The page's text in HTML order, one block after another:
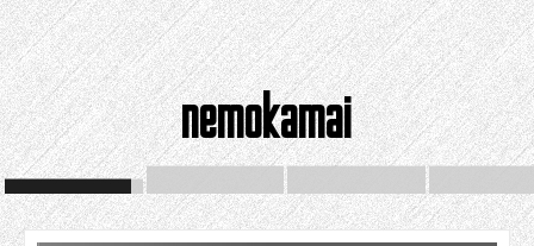
nemokamai